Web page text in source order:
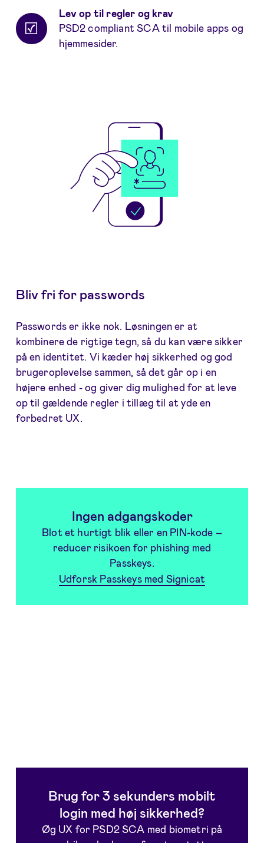
Lev op til regler og krav
PSD2 compliant SCA til mobile apps og
hjemmesider.
Bliv fri for passwords
Passwords er ikke nok. Løsningen er at
kombinere de rigtige tegn, så du kan være sikker
på en identitet. Vi kæder høj sikkerhed og god
brugeroplevelse sammen, så det går op i en
højere enhed - og giver dig mulighed for at leve
op til gældende regler i tillæg til at yde en
forbedret UX.
Ingen adgangskoder
Blot et hurtigt blik eller en PIN-kode –
reducer risikoen for phishing med
Passkeys.
Udforsk Passkeys med Signicat
Brug for 3 sekunders mobilt
login med høj sikkerhed?
Øg UX for PSD2 SCA med biometri på